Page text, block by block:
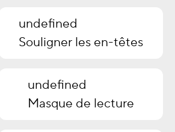
undefined
Souligner les en-têtes
undefined
Masque de lecture